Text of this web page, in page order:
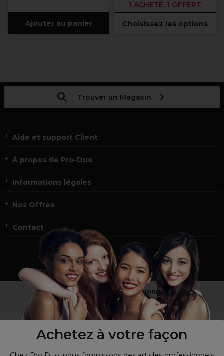
Achetez à votre façon
Ajouter au panier
1 ACHETÉ, 1 OFFERT
Choisissez les options
Trouver un Magasin
Aide et support Client
À propos de Pro-Duo
Informations légales
Nos Offres
Contact
Vous n’êtes pas un professionnel ?
Visitez notre site pourles particuliers !